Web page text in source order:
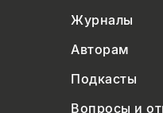
Журналы
Авторам
Подкасты
Вопросы и